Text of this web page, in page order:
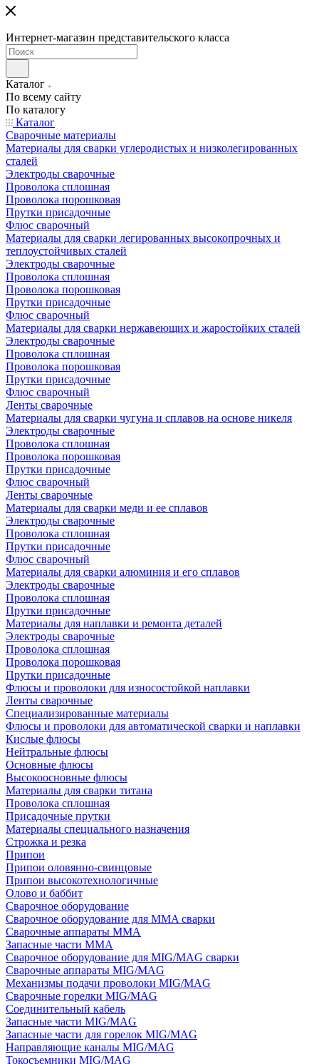
Интернет-магазин представительского класса
Каталог
По всему сайту
По каталогу
Каталог
Сварочные материалы
Материалы для сварки углеродистых и низколегированных
сталей
Электроды сварочные
Проволока сплошная
Проволока порошковая
Прутки присадочные
Флюс сварочный
Материалы для сварки легированных высокопрочных и
теплоустойчивых сталей
Электроды сварочные
Проволока сплошная
Проволока порошковая
Прутки присадочные
Флюс сварочный
Материалы для сварки нержавеющих и жаростойких сталей
Электроды сварочные
Проволока сплошная
Проволока порошковая
Прутки присадочные
Флюс сварочный
Ленты сварочные
Материалы для сварки чугуна и сплавов на основе никеля
Электроды сварочные
Проволока сплошная
Проволока порошковая
Прутки присадочные
Флюс сварочный
Ленты сварочные
Материалы для сварки меди и ее сплавов
Электроды сварочные
Проволока сплошная
Прутки присадочные
Флюс сварочный
Материалы для сварки алюминия и его сплавов
Электроды сварочные
Проволока сплошная
Прутки присадочные
Материалы для наплавки и ремонта деталей
Электроды сварочные
Проволока сплошная
Проволока порошковая
Прутки присадочные
Флюсы и проволоки для износостойкой наплавки
Ленты сварочные
Специализированные материалы
Флюсы и проволоки для автоматической сварки и наплавки
Кислые флюсы
Нейтральные флюсы
Основные флюсы
Высокоосновные флюсы
Материалы для сварки титана
Проволока сплошная
Присадочные прутки
Материалы специального назначения
Строжка и резка
Припои
Припои оловянно-свинцовые
Припои высокотехнологичные
Олово и баббит
Сварочное оборудование
Сварочное оборудование для MMA сварки
Сварочные аппараты MMA
Запасные части MMA
Сварочное оборудование для MIG/MAG сварки
Сварочные аппараты MIG/MAG
Механизмы подачи проволоки MIG/MAG
Сварочные горелки MIG/MAG
Соединительный кабель
Запасные части MIG/MAG
Запасные части для горелок MIG/MAG
Направляющие каналы MIG/MAG
Токосъемники MIG/MAG